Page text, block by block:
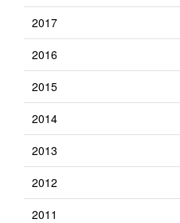
2017
2016
2015
2014
2013
2012
2011